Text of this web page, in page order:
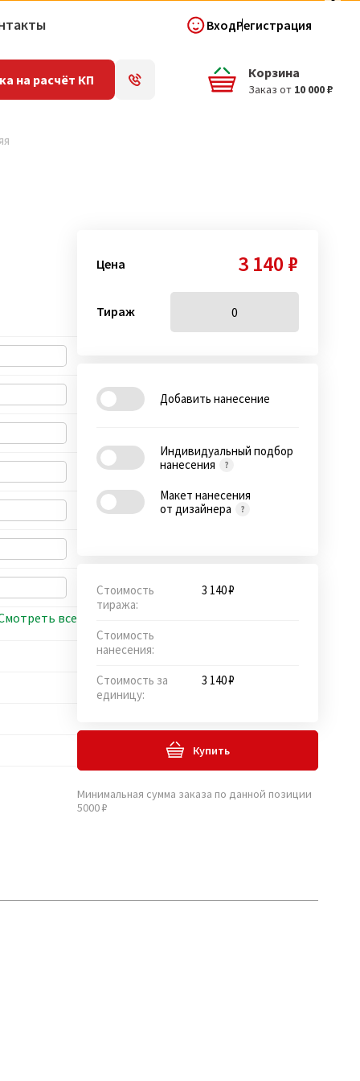
ВходРегистрация
Корзина
Заказ от 10 000 ₽
на расчёт КП
все
Цена 3 140 ₽
Тираж
Добавить нанесение
Индивидуальный подбор
нанесения
Макет нанесения
от дизайнера
Стоимость
тиража:
3 140 ₽
Стоимость
нанесения:
Стоимость за
единицу:
3 140 ₽
Купить
Минимальная сумма заказа по данной позиции
5000 ₽